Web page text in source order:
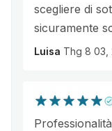
scegliere di
sicuramente
Luisa Thg 8 03,